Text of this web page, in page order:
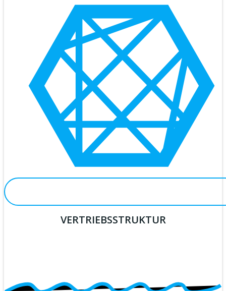
VERTRIEBSSTRUKTUR